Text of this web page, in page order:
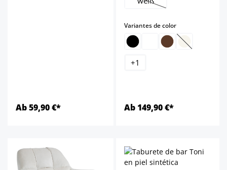
Ab 59,90 €*
(Esta opción no está
Variantes de colorselect
(Esta opción
+1
Ab 149,90 €*